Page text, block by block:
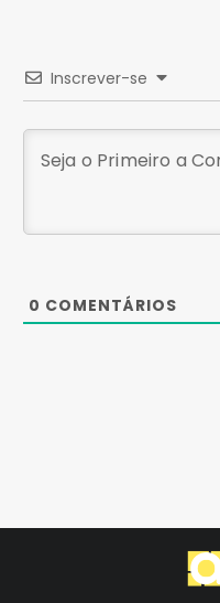
Inscrever-se
0 COMENTÁRIOS